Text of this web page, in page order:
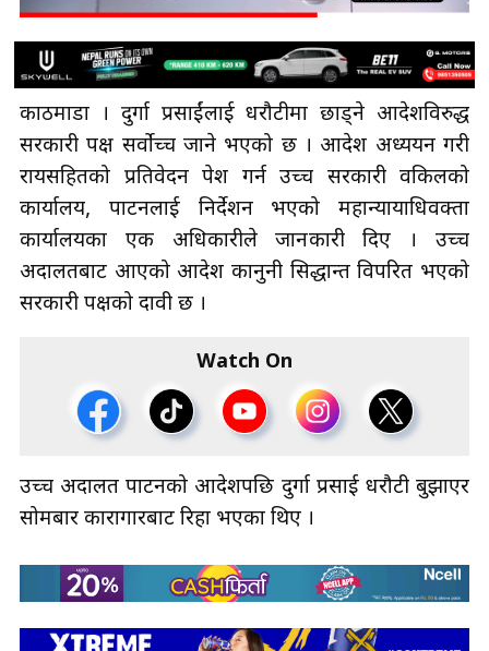
काठमाडौँ । दुर्गा प्रसाईंलाई धरौटीमा छाड्ने आदेशविरुद्ध
सरकारी पक्ष सर्वोच्च जाने भएको छ । आदेश अध्ययन गरी
रायसहितको प्रतिवेदन पेश गर्न उच्च सरकारी वकिलको
कार्यालय, पाटनलाई निर्देशन भएको महान्यायाधिवक्ता
कार्यालयका एक अधिकारीले जानकारी दिए । उच्च
अदालतबाट आएको आदेश कानुनी सिद्धान्त विपरित भएको
सरकारी पक्षको दावी छ ।
Watch On
उच्च अदालत पाटनको आदेशपछि दुर्गा प्रसाई धरौटी बुझाएर
सोमबार कारागारबाट रिहा भएका थिए ।